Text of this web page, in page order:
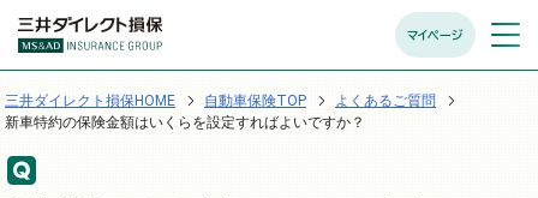
マイページ メニュ
開く
三井ダイレクト損保HOME 自動車保険TOP
よくあるご質問
新車特約の保険金額はいくらを設定すればよいですか？